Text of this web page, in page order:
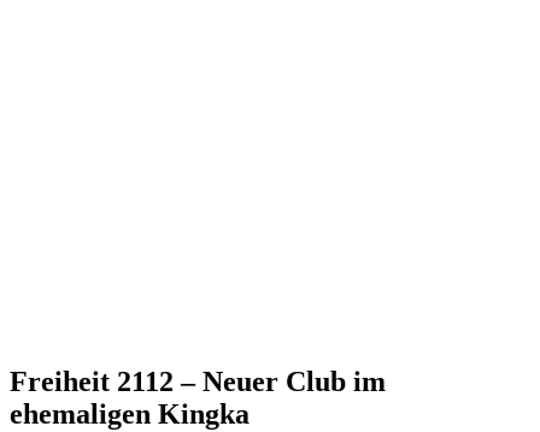
Freiheit 2112 – Neuer Club im
ehemaligen Kingka